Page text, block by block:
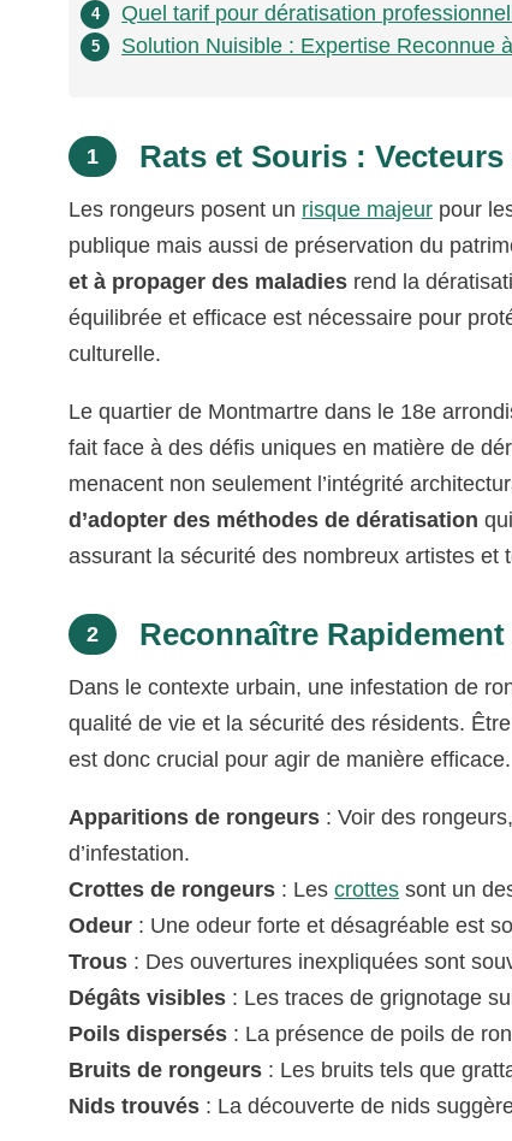
4 Quel tarif pour dératisation
5 Solution Nuisible : Expertise Reconnue
1 Rats et Souris :
Les rongeurs posent un risque majeur pour
publique mais aussi de préservation du
et à propager des maladies rend la
équilibrée et efficace est nécessaire pour
culturelle.
Le quartier de Montmartre dans le 18e
fait face à des défis uniques en matière de
menacent non seulement l’intégrité
d’adopter des méthodes de dératisation
assurant la sécurité des nombreux artistes et
2 Reconnaître
Dans le contexte urbain, une infestation de
qualité de vie et la sécurité des résidents.
est donc crucial pour agir de manière efficace.
Apparitions de rongeurs : Voir des
d’infestation.
Crottes de rongeurs : Lescrottes sont un
Odeur : Une odeur forte et désagréable est
Trous : Des ouvertures inexpliquées sont
Dégâts visibles : Les traces de grignotage
Poils dispersés : La présence de poils de
Bruits de rongeurs : Les bruits tels que
Nids trouvés : La découverte de nids